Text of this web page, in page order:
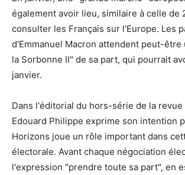
également avoir lieu, similaire à celle de
consulter les Français sur l'Europe. Les
d'Emmanuel Macron attendent peut-être
la Sorbonne II" de sa part, qui pourrait
janvier.
Dans l'éditorial du hors-série de la
Edouard Philippe exprime son intention
Horizons joue un rôle important dans
électorale. Avant chaque négociation
l'expression "prendre toute sa part", en